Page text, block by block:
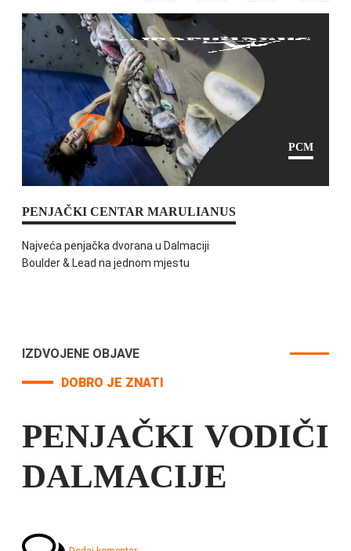
PCM
PENJAČKI CENTAR MARULIANUS
Najveća penjačka dvorana u Dalmaciji
Boulder & Lead na jednom mjestu
IZDVOJENE OBJAVE
DOBRO JE ZNATI
PENJAČKI VODIČI
DALMACIJE